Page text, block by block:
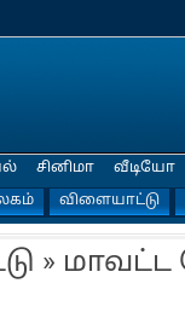
விளையாட்டு
சினிமா வீடியோ
» மாவட்ட